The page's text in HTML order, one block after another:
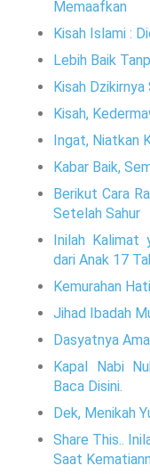
Memaafkan
Kisah Islami :
Lebih Baik
Kisah
Kisah,
Ingat, Niatkan
Kabar Baik,
Berikut Cara
Setelah Sahur
Inilah Kalimat
dari Anak 17
Kemurahan
Jihad Ibadah
Dasyatnya
Kapal Nabi
Baca Disini.
Dek, Menikah
Share This..
Saat